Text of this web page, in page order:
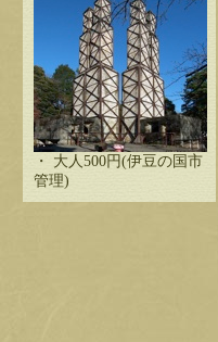
・ 大人500円(伊豆の国市
管理)